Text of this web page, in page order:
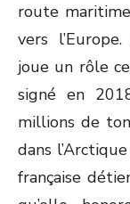
route
vers
joue un rôle
signé en
millions de
dans
française